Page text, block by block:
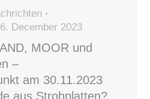
6. December 2023
MOOR und
–
am 30.11.2023
aus Strohplatten?